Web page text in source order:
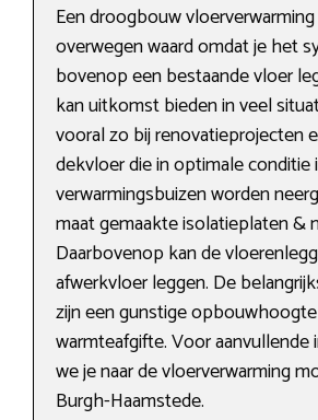
Een droogbouw
overwegen waard omdat je het
bovenop een bestaande vloer
kan uitkomst bieden in veel
vooral zo bij renovatieprojecten
dekvloer die in optimale conditie
verwarmingsbuizen worden
maat gemaakte isolatieplaten &
Daarbovenop kan de
afwerkvloer leggen. De
zijn een gunstige
warmteafgifte. Voor aanvullende
we je naar de vloerverwarming
Burgh-Haamstede.